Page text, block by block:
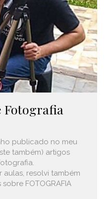
Fotografia
publicado no meu
também) artigos
resolvi também
FOTOGRAFIA